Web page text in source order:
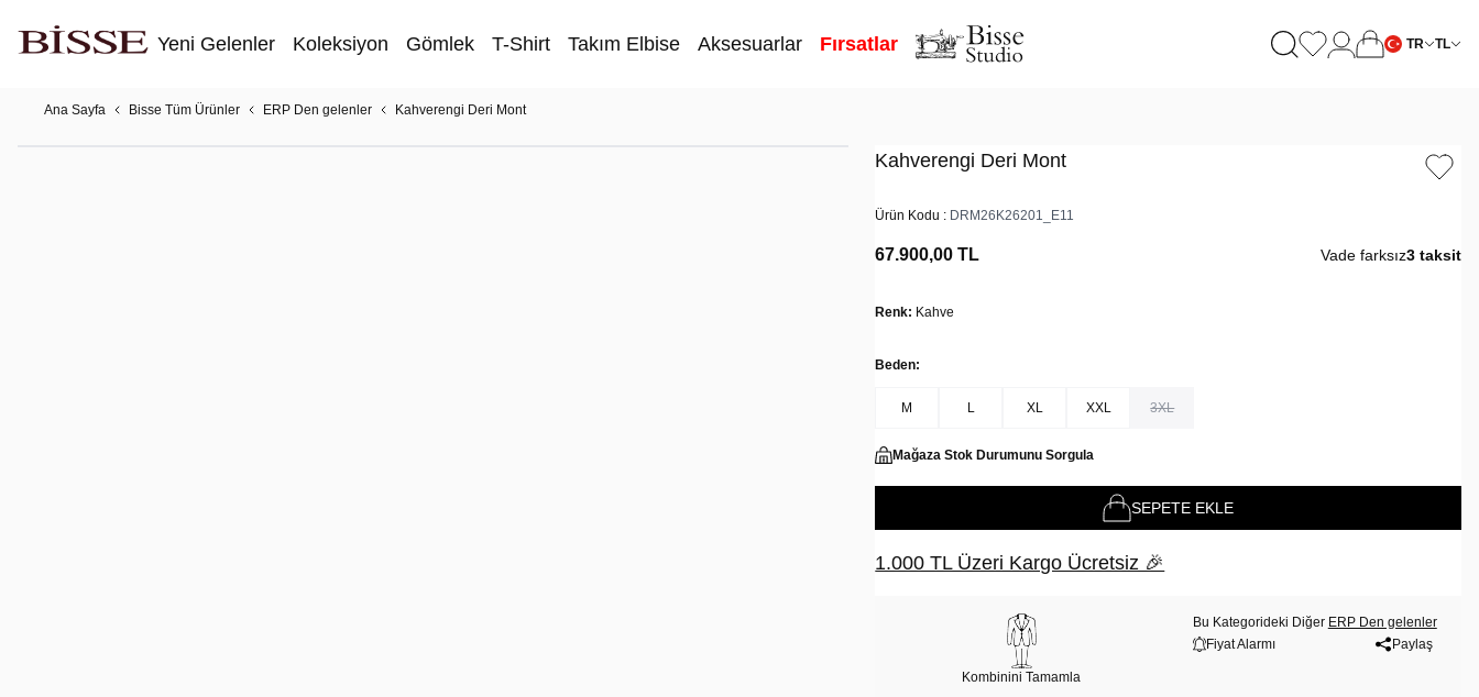
Yeni Gelenler Koleksiyon Gömlek T-Shirt Takım Elbise Aksesuarlar Fırsatlar TR TL
Ana Sayfa Bisse Tüm Ürünler ERP Den gelenler Kahverengi Deri Mont
Kahverengi Deri Mont
Ürün Kodu : DRM26K26201_E11
67.900,00 TL Vade farksız3 taksit
Renk: Kahve
Beden:
M L XL XXL 3XL
Mağaza Stok Durumunu Sorgula
SEPETE EKLE
1.000 TL Üzeri Kargo Ücretsiz 🎉
Kombinini Tamamla
Bu Kategorideki Diğer ERP Den gelenler
Fiyat Alarmı
Paylaş